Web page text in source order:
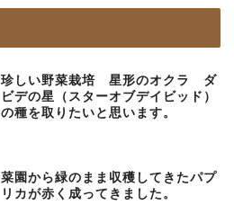
珍しい野菜栽培 星形のオクラ ダ
ビデの星（スターオブデイビッド）
の種を取りたいと思います。
菜園から緑のまま収穫してきたパプ
リカが赤く成ってきました。